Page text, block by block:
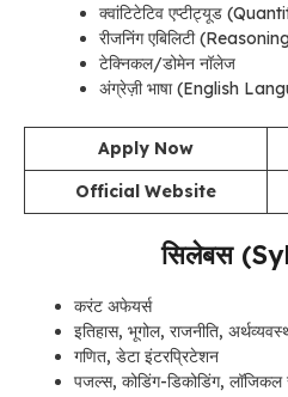
क्वांटिटेटिव एप्टीट्यूड
रीजनिंग एबिलिटी
टेक्निकल/डोमेन नॉलेज
अंग्रेज़ी भाषा (English
Apply Now
Official Website
सिलेबस
करंट अफेयर्स
इतिहास, भूगोल, राजनीति,
गणित, डेटा इंटरप्रिटेशन
पजल्स, कोडिंग-डिकोडिंग, लॉजिकल